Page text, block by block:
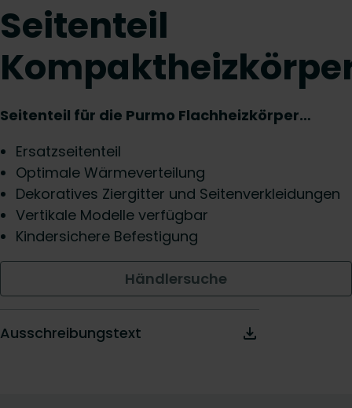
Seitenteil
Seitenteil für die Purmo Flachheizkörper…
Ersatzseitenteil
Optimale Wärmeverteilung
Dekoratives Ziergitter und Seitenverkleidungen
Vertikale Modelle verfügbar
Kindersichere Befestigung
Händlersuche
Ausschreibungstext